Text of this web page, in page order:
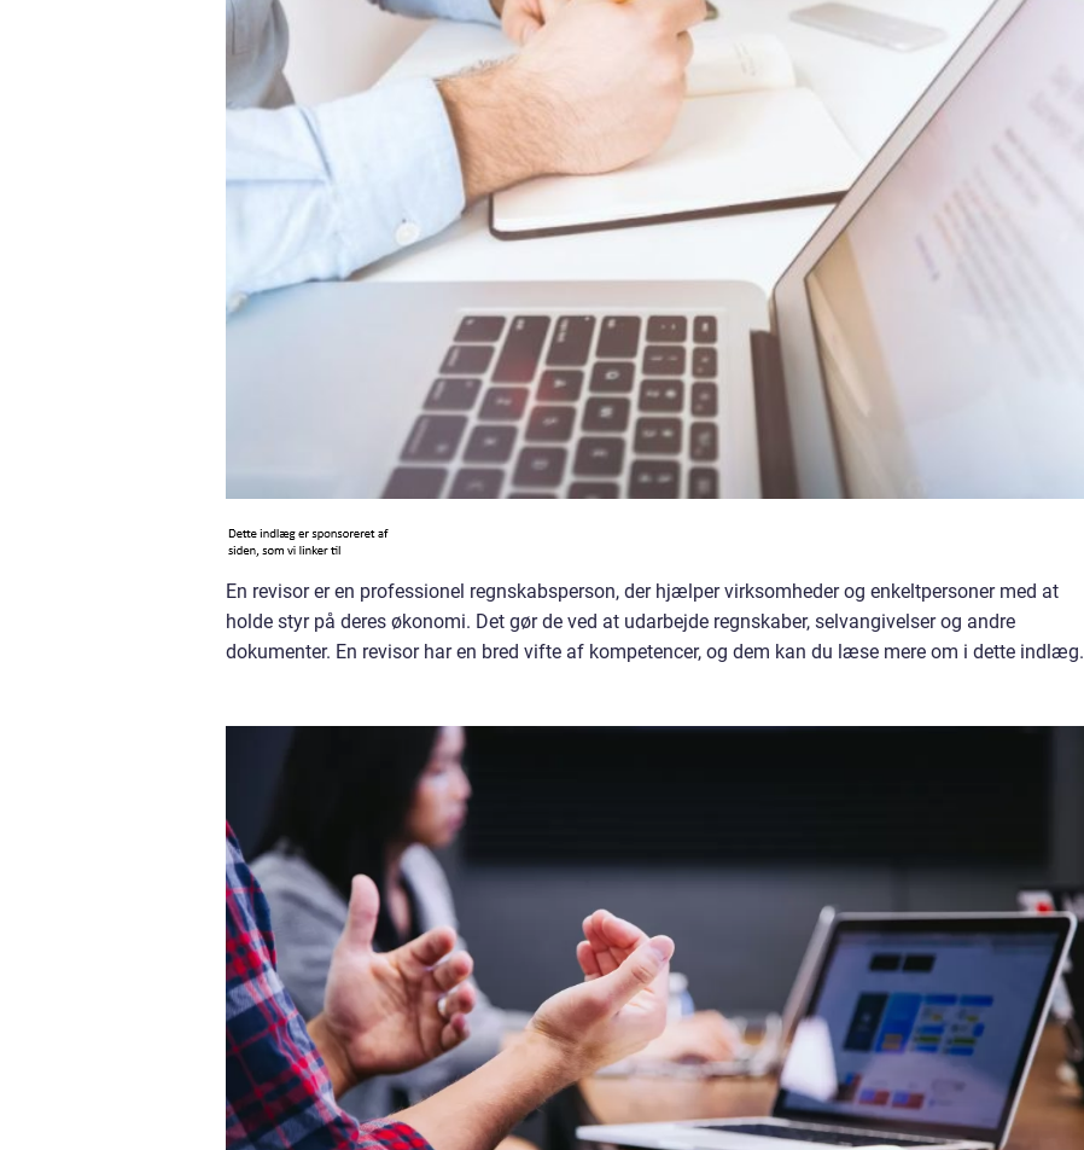
En revisor er en professionel regnskabsperson, der hjælper virksomheder og enkeltpersoner med at
holde styr på deres økonomi. Det gør de ved at udarbejde regnskaber, selvangivelser og andre
dokumenter. En revisor har en bred vifte af kompetencer, og dem kan du læse mere om i dette indlæg.